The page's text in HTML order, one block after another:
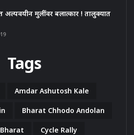
अल्पवयीन मुलींवर बलात्कार ! तालुक्यात
Tags
Amdar Ashutosh Kale
Bharat Chhodo Andolan
Cycle Rally